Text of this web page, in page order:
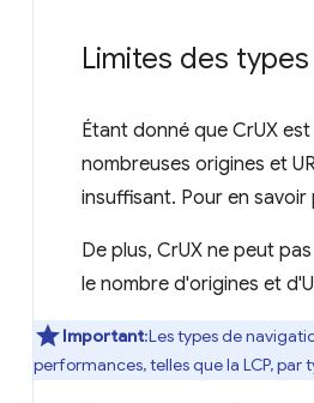
Limites des
Étant donné que CrUX
nombreuses origines et
insuffisant. Pour en savoir
De plus, CrUX ne peut
le nombre d'origines et
Important:Les types de
performances, telles que la LCP,